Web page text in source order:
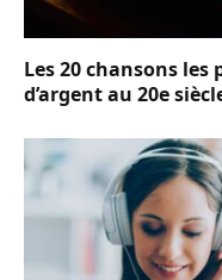
Les 20 chansons
d’argent au 20e